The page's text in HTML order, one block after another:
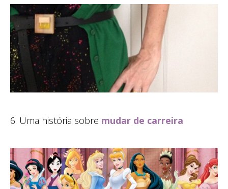
6. Uma história sobre mudar de carreira